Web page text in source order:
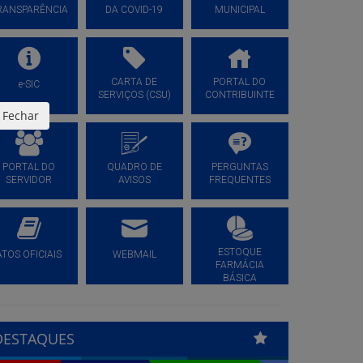
DA COVID-19
MUNICIPAL
e-SIC
CARTA DE
SERVIÇOS (CSU)
PORTAL DO
CONTRIBUINTE
PORTAL DO
SERVIDOR
QUADRO DE
AVISOS
PERGUNTAS
FREQUENTES
OFICIAIS WEBMAIL
ESTOQUE
FARMÁCIA
BÁSICA
Fechar